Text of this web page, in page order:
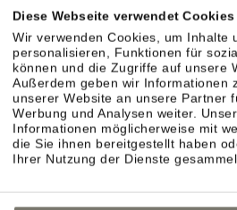
Diese Webseite verwendet Cookies
Wir verwenden Cookies, um Inhalte
personalisieren, Funktionen für
können und die Zugriffe auf unsere
Außerdem geben wir Informationen
unserer Website an unsere Partner
Werbung und Analysen weiter.
Informationen möglicherweise mit
die Sie ihnen bereitgestellt haben
Ihrer Nutzung der Dienste